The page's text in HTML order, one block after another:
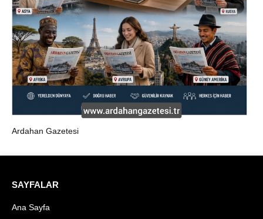
Ardahan Gazetesi
SAYFALAR
Ana Sayfa